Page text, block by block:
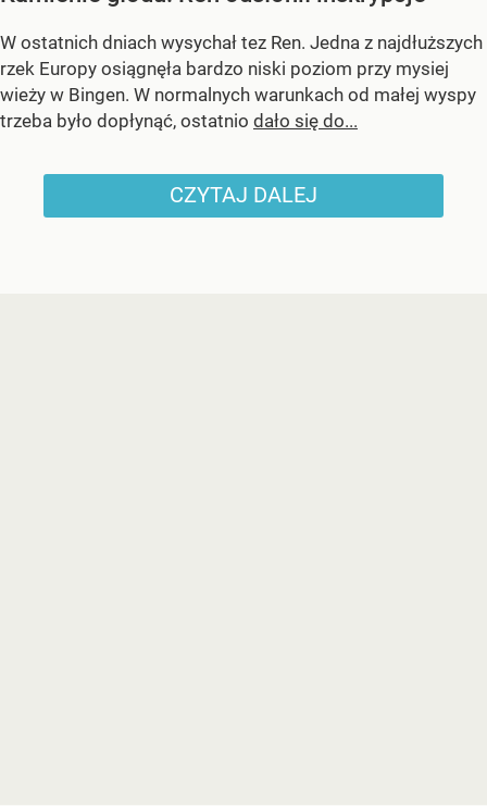
W ostatnich dniach wysychał tez Ren. Jedna z najdłuższych
rzek Europy osiągnęła bardzo niski poziom przy mysiej
wieży w Bingen. W normalnych warunkach od małej wyspy
trzeba było dopłynąć, ostatnio dało się do...
CZYTAJ DALEJ